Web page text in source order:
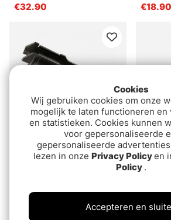
€32.90
€18.90
IFISH Rod Holder Multi
Söder
€9.70
Cookies
Wij gebruiken cookies om onze
mogelijk te laten functioneren en
en statistieken. Cookies kunnen
voor gepersonaliseerde
gepersonaliseerde
lezen in onze Privacy Policyen
Policy .
Accepteren en